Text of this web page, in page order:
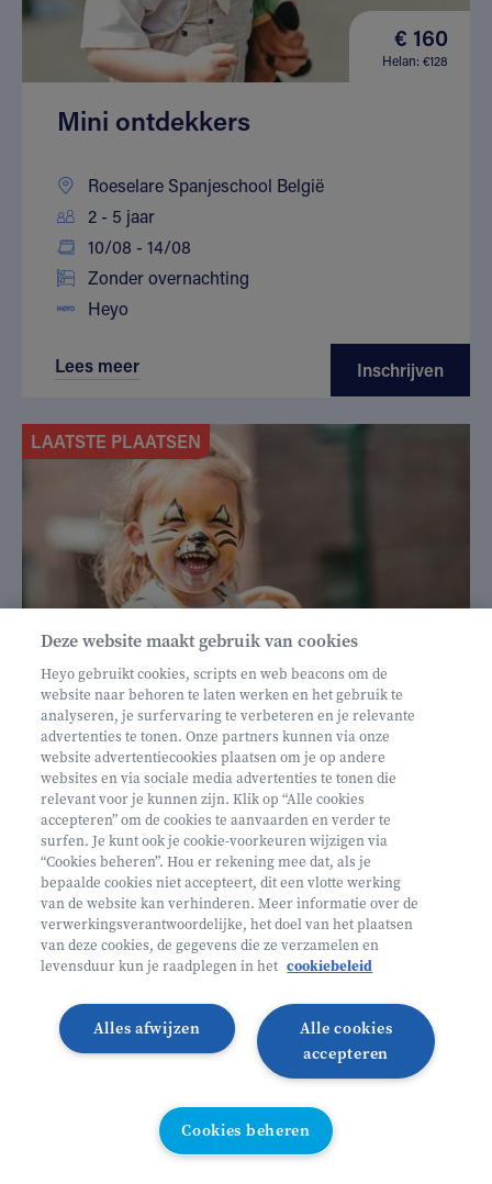
€ 160
Helan: €128
Mini ontdekkers
Roeselare Spanjeschool België
2 - 5 jaar
10/08 - 14/08
Zonder overnachting
Heyo
Lees meer Inschrijven
LAATSTE PLAATSEN
€ 160
Helan: €128
Mini ontdekkers
Beernem België
2 - 5 jaar
10/08 - 14/08
Zonder overnachting
Lees meer Inschrijven
VANAF 2,5 JAAR
Deze website maakt gebruik van cookies
Heyo gebruikt cookies, scripts en web beacons om de
website naar behoren te laten werken en het gebruik te
analyseren, je surfervaring te verbeteren en je relevante
advertenties te tonen. Onze partners kunnen via onze
website advertentiecookies plaatsen om je op andere
websites en via sociale media advertenties te tonen die
relevant voor je kunnen zijn. Klik op “Alle cookies
accepteren” om de cookies te aanvaarden en verder te
surfen. Je kunt ook je cookie-voorkeuren wijzigen via
“Cookies beheren”. Hou er rekening mee dat, als je
bepaalde cookies niet accepteert, dit een vlotte werking
van de website kan verhinderen. Meer informatie over de
verwerkingsverantwoordelijke, het doel van het plaatsen
van deze cookies, de gegevens die ze verzamelen en
levensduur kun je raadplegen in het cookiebeleid
Alle cookies
accepteren
Alles afwijzen
Cookies beheren